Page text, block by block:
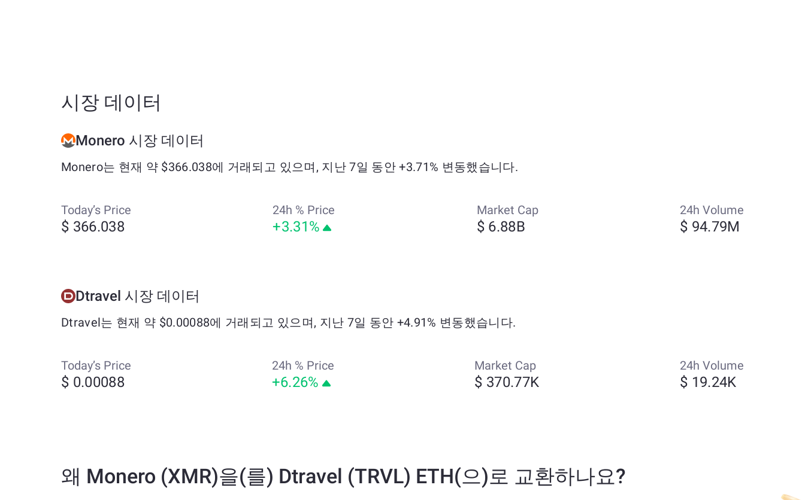
시장 데이터
Monero 시장 데이터
Monero는 현재 약 $366.038에 거래되고 있으며, 지난 7일 동안 +3.71% 변동했습니다.
Today’s Price
$ 366.038
24h % Price
+3.31%
Market Cap
$ 6.88B
24h Volume
$ 94.79M
Dtravel 시장 데이터
Dtravel는 현재 약 $0.00088에 거래되고 있으며, 지난 7일 동안 +4.91% 변동했습니다.
Today’s Price
$ 0.00088
24h % Price
+6.26%
Market Cap
$ 370.77K
24h Volume
$ 19.24K
왜 Monero (XMR)을(를) Dtravel (TRVL) ETH(으)로 교환하나요?